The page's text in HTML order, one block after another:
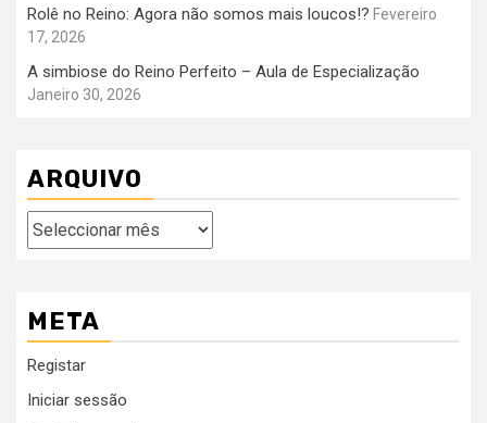
Rolê no Reino: Agora não somos mais loucos!? Fevereiro
17, 2026
A simbiose do Reino Perfeito – Aula de Especialização
Janeiro 30, 2026
ARQUIVO
Arquivo
META
Registar
Iniciar sessão